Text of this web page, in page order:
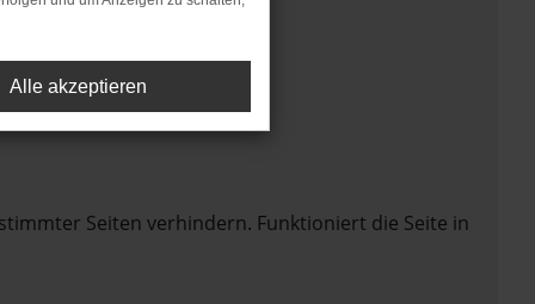
Seiten verhindern. Funktioniert die Seite in
Alle akzeptieren